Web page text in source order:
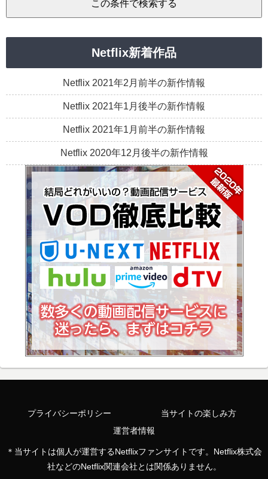
Netflix新着作品
Netflix 2021年2月前半の新作情報
Netflix 2021年1月後半の新作情報
Netflix 2021年1月前半の新作情報
Netflix 2020年12月後半の新作情報
プライバシーポリシー
当サイトの楽しみ方
運営者情報
＊当サイトは個人が運営するNetflixファンサイトです。Netflix株式会
社などのNetflix関連会社とは関係ありません。